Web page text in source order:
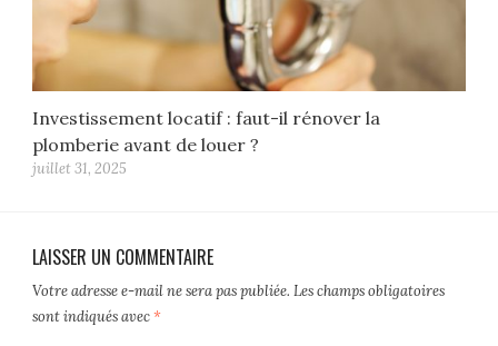
Investissement locatif : faut-il rénover la
plomberie avant de louer ?
juillet 31, 2025
LAISSER UN COMMENTAIRE
Votre adresse e-mail ne sera pas publiée. Les champs obligatoires
sont indiqués avec*